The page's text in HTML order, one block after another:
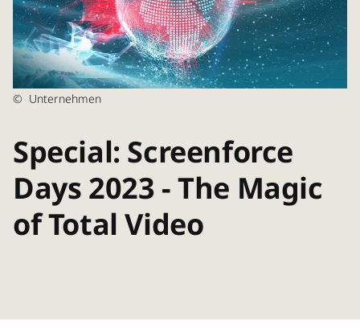
© Unternehmen
Special: Screenforce
Days 2023 - The Magic
of Total Video